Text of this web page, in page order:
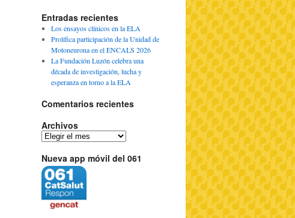
l
c
Entradas recientes
Los ensayos clínicos en la ELA
Prolífica participación de la Unidad de
Motoneurona en el ENCALS 2026
La Fundación Luzón celebra una
década de investigación, lucha y
esperanza en torno a la ELA
Comentarios recientes
Archivos
Nueva app móvil del 061